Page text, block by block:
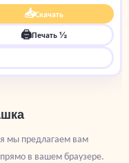
📥Скачать
🖨Печать ½
мы предлагаем вам
в вашем браузере.